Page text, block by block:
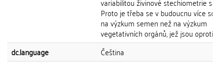
Proto je třeba se v budoucnu více
na výzkum semen než na výzkum
vegetativních orgánů, jež jsou oproti...
dc.language
Čeština